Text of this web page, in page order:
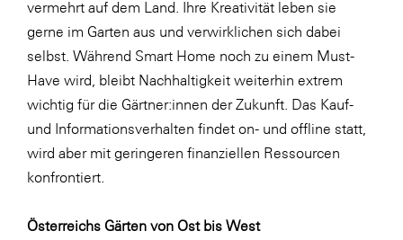
vermehrt auf dem Land. Ihre Kreativität leben sie
gerne im Garten aus und verwirklichen sich dabei
selbst. Während Smart Home noch zu einem Must-
Have wird, bleibt Nachhaltigkeit weiterhin extrem
wichtig für die Gärtner:innen der Zukunft. Das Kauf-
und Informationsverhalten findet on- und offline statt,
wird aber mit geringeren finanziellen Ressourcen
konfrontiert.
Österreichs Gärten von Ost bis West